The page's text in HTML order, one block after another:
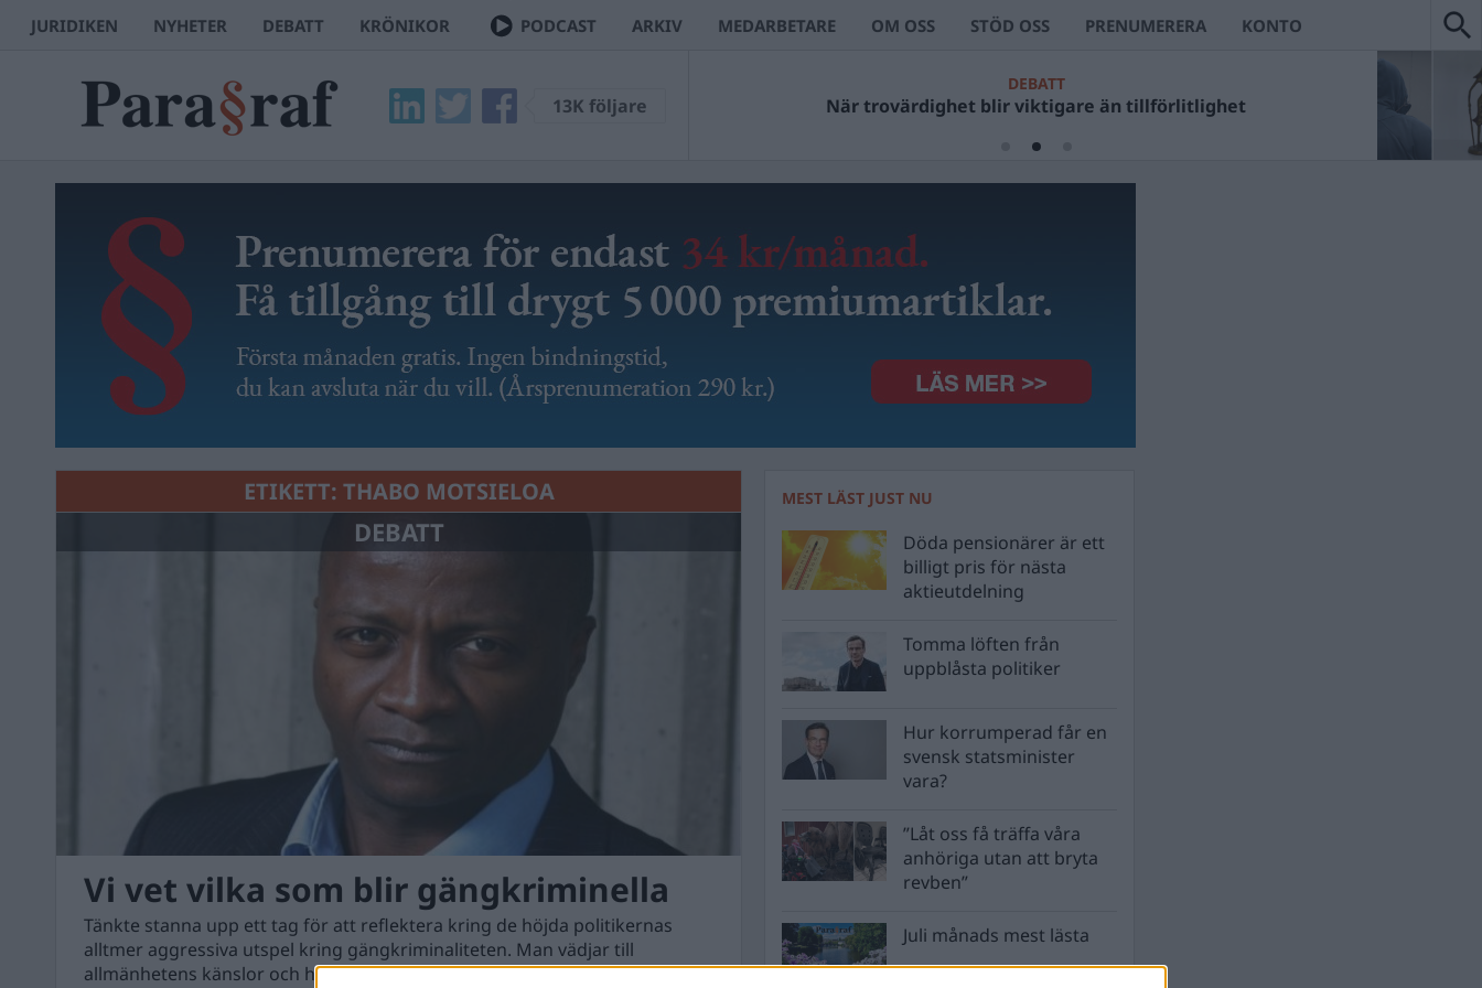
JURIDIKEN NYHETER DEBATT KRÖNIKOR PODCAST ARKIV MEDARBETARE OM OSS STÖD OSS PRENUMERERA KONTO
13K följare
DEBATT
När trovärdighet blir viktigare än tillförlitlighet
ETIKETT: THABO MOTSIELOA
DEBATT
Vi vet vilka som blir gängkriminella
Tänkte stanna upp ett tag för att reflektera kring de höjda politikernas
alltmer aggressiva utspel kring gängkriminaliteten. Man vädjar till
allmänhetens känslor och hoppas koppla bort all sans. Skärpta straff och
MEST LÄST JUST NU
Döda pensionärer är ett
billigt pris för nästa
aktieutdelning
Tomma löften från
uppblåsta politiker
Hur korrumperad får en
svensk statsminister
vara?
”Låt oss få träffa våra
anhöriga utan att bryta
revben”
Juli månads mest lästa